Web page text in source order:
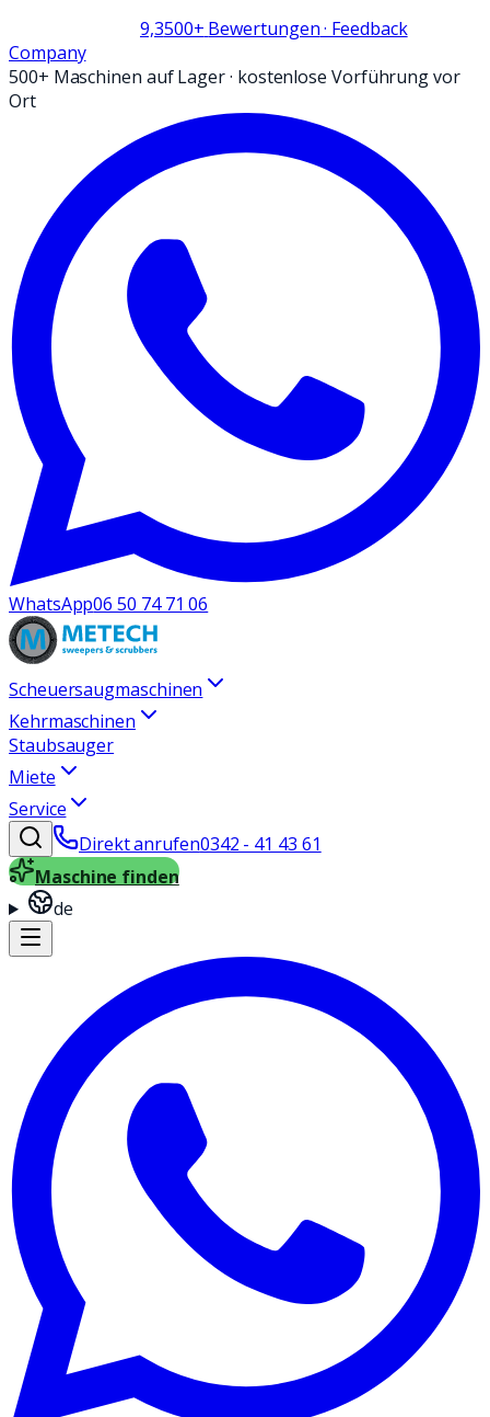
9,3500+ Bewertungen· Feedback
Company
500+ Maschinen auf Lager· kostenlose Vorführung vor
Ort
WhatsApp06 50 74 71 06
Scheuersaugmaschinen
Kehrmaschinen
Staubsauger
Miete
Service
Direkt anrufen0342 - 41 43 61
Maschine finden
de